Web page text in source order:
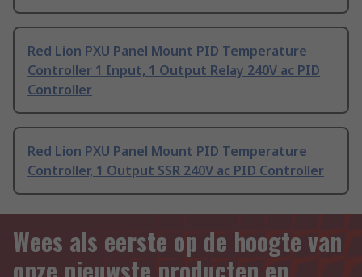
Red Lion PXU Panel Mount PID Temperature
Controller 1 Input, 1 Output Relay 240V ac PID
Controller
Red Lion PXU Panel Mount PID Temperature
Controller, 1 Output SSR 240V ac PID Controller
Wees als eerste op de hoogte van